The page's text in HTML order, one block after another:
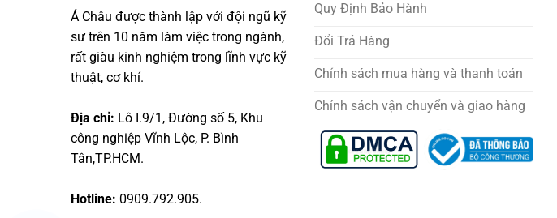
Á Châu được thành lập với đội ngũ kỹ
sư trên 10 năm làm việc trong ngành,
rất giàu kinh nghiệm trong lĩnh vực kỹ
thuật, cơ khí.
Địa chỉ: Lô I.9/1, Đường số 5, Khu
công nghiệp Vĩnh Lộc, P. Bình
Tân,TP.HCM.
Hotline: 0909.792.905.
Quy Định Bảo Hành
Đổi Trả Hàng
Chính sách mua hàng và thanh toán
Chính sách vận chuyển và giao hàng